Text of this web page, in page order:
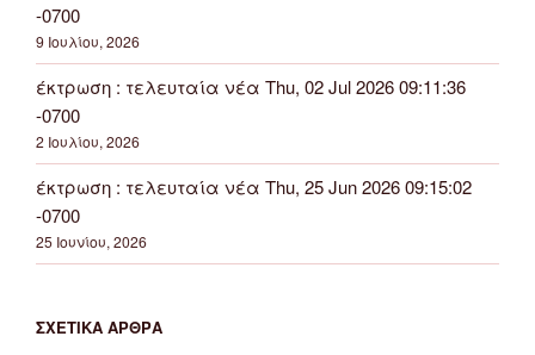
-0700
9 Ιουλίου, 2026
έκτρωση : τελευταία νέα Thu, 02 Jul 2026 09:11:36
-0700
2 Ιουλίου, 2026
έκτρωση : τελευταία νέα Thu, 25 Jun 2026 09:15:02
-0700
25 Ιουνίου, 2026
ΣΧΕΤΙΚΆ ΆΡΘΡΑ